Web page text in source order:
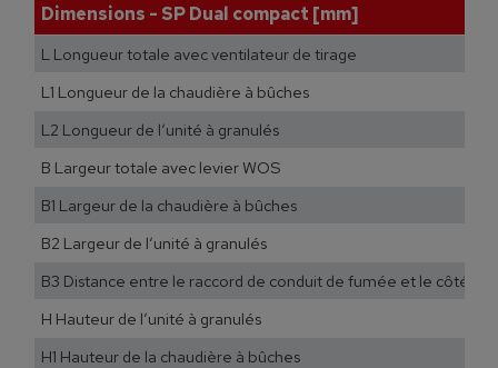
Dimensions - SP Dual compact [mm]
L Longueur totale avec ventilateur de tirage
L1 Longueur de la chaudière à bûches
L2 Longueur de l‘unité à granulés
B Largeur totale avec levier WOS
B1 Largeur de la chaudière à bûches
B2 Largeur de l‘unité à granulés
B3 Distance entre le raccord de conduit de fumée et le côté de
H Hauteur de l‘unité à granulés
H1 Hauteur de la chaudière à bûches